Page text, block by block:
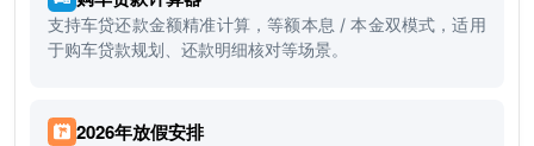
支持车贷还款金额精准计算，等额本息 / 本金双模式，适用
于购车贷款规划、还款明细核对等场景。
2026年放假安排